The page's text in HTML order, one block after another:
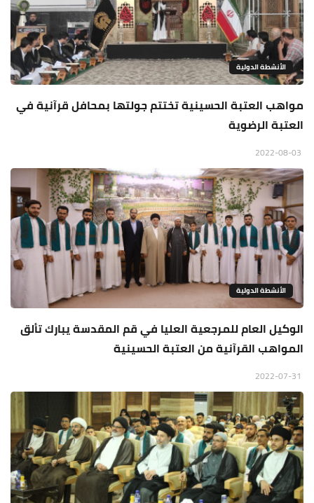
الأنشطة الدولية
مواهب العتبة الحسينية تختتم جولتها بمحافل قرآنية في
العتبة الرضوية
الأنشطة الدولية
الوكيل العام للمرجعية العليا في قم المقدسة يبارك تألق
المواهب القرآنية من العتبة الحسينية